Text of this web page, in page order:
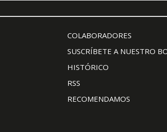
COLABORADORES
SUSCRÍBETE A NUESTRO
HISTÓRICO
RSS
RECOMENDAMOS